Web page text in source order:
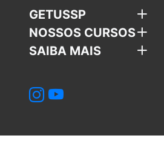
GETUSSP
NOSSOS CURSOS
SAIBA MAIS